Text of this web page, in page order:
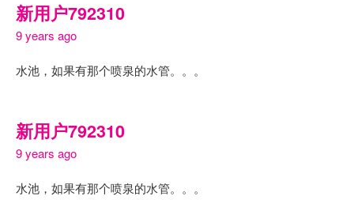
新用户792310
9 years ago
水池，如果有那个喷泉的水管。。。
新用户792310
9 years ago
水池，如果有那个喷泉的水管。。。